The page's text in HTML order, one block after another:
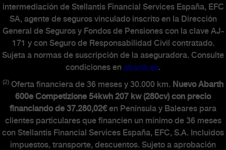
intermediación de Stellantis Financial Services España, EFC
SA, agente de seguros vinculado inscrito en la Dirección
General de Seguros y Fondos de Pensiones con la clave AJ-
171 y con Seguro de Responsabilidad Civil contratado.
Sujeta a normas de suscripción de la aseguradora. Consulte
condiciones en abarth.es.
(2) Oferta financiera de 36 meses y 30.000 km. Nuevo Abarth
600e Competizione 54kwh 207 kw (280cv) con precio
financiando de 37.280,02€en Península y Baleares para
clientes particulares que financien un mínimo de 36 meses
con Stellantis Financial Services España, EFC, S.A. Incluidos
impuestos, transporte, descuentos. Sujeto a aprobación